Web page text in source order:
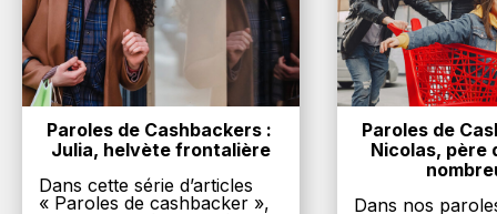
Paroles de Cashbackers :
Julia, helvète frontalière
Dans cette série d’articles
« Paroles de cashbacker »,
Paroles de
Nicolas, père
Dans nos